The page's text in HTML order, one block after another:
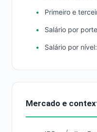
Primeiro e
Salário por
Salário por
Mercado e